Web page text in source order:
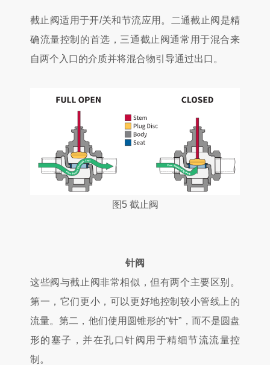
截止阀适用于开/关和节流应用。二通截止阀是精
确流量控制的首选，三通截止阀通常用于混合来
自两个入口的介质并将混合物引导通过出口。
图5 截止阀
针阀
这些阀与截止阀非常相似，但有两个主要区别。
第一，它们更小，可以更好地控制较小管线上的
流量。第二，他们使用圆锥形的“针”，而不是圆盘
形的塞子，并在孔口针阀用于精细节流流量控
制。